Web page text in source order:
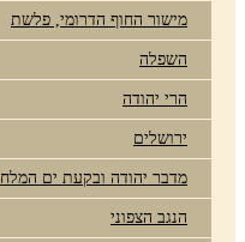
מישור החוף הדרומי, פלשת
השפלה
הרי יהודה
ירושלים
מדבר יהודה ובקעת ים המלח
הנגב הצפוני